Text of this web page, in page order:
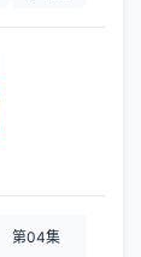
第04集